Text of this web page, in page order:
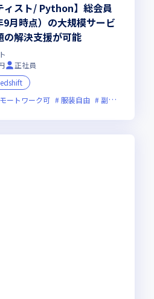
ィスト/ Python】総会員
月時点）の大規模サービ
の解決支援が可能
正社員
ートワーク可 服装自由 副業可